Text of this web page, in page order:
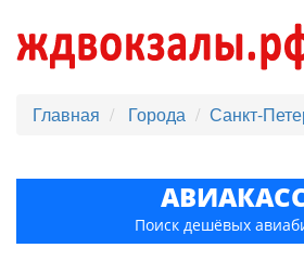
Главная Города Санкт-
Поиск дешёвых